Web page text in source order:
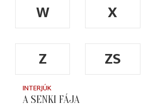
W
X
Z
ZS
INTERJÚK
A SENKI FÁJA